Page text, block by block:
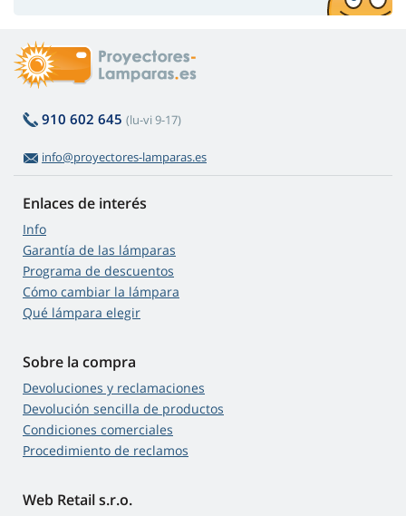
910 602 645 (lu-vi 9-17)
info@proyectores-lamparas.es
Enlaces de interés
Info
Garantía de las lámparas
Programa de descuentos
Cómo cambiar la lámpara
Qué lámpara elegir
Sobre la compra
Devoluciones y reclamaciones
Devolución sencilla de productos
Condiciones comerciales
Procedimiento de reclamos
Web Retail s.r.o.